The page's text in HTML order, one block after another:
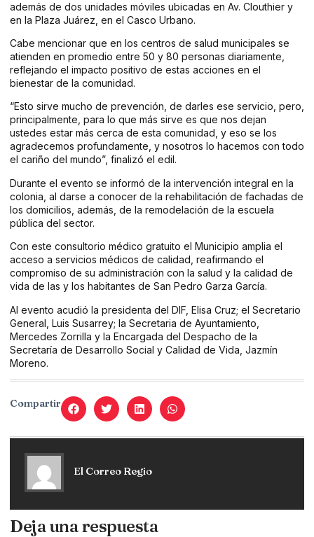
además de dos unidades móviles ubicadas en Av. Clouthier y
en la Plaza Juárez, en el Casco Urbano.
Cabe mencionar que en los centros de salud municipales se
atienden en promedio entre 50 y 80 personas diariamente,
reflejando el impacto positivo de estas acciones en el
bienestar de la comunidad.
“Esto sirve mucho de prevención, de darles ese servicio, pero,
principalmente, para lo que más sirve es que nos dejan
ustedes estar más cerca de esta comunidad, y eso se los
agradecemos profundamente, y nosotros lo hacemos con todo
el cariño del mundo”, finalizó el edil.
Durante el evento se informó de la intervención integral en la
colonia, al darse a conocer de la rehabilitación de fachadas de
los domicilios, además, de la remodelación de la escuela
pública del sector.
Con este consultorio médico gratuito el Municipio amplia el
acceso a servicios médicos de calidad, reafirmando el
compromiso de su administración con la salud y la calidad de
vida de las y los habitantes de San Pedro Garza García.
Al evento acudió la presidenta del DIF, Elisa Cruz; el Secretario
General, Luis Susarrey; la Secretaria de Ayuntamiento,
Mercedes Zorrilla y la Encargada del Despacho de la
Secretaría de Desarrollo Social y Calidad de Vida, Jazmín
Moreno.
Compartir
El Correo Regio
Deja una respuesta